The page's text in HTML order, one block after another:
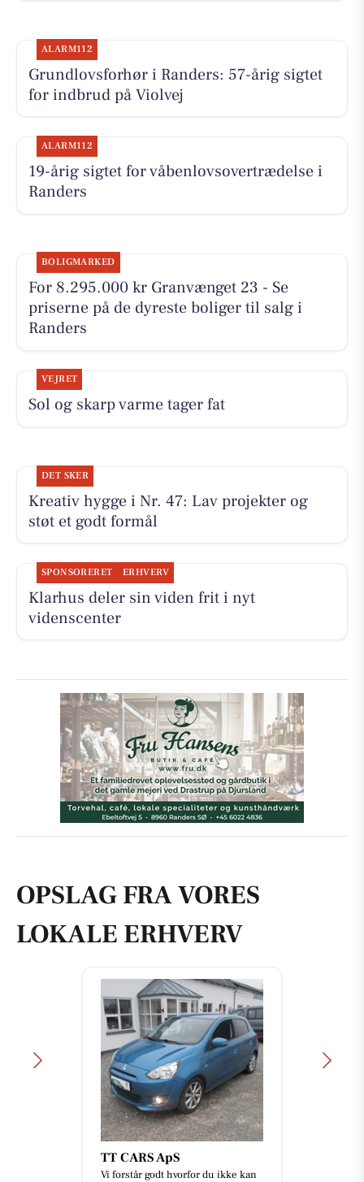
ALARM112
Grundlovsforhør i Randers: 57-årig sigtet
for indbrud på Violvej
ALARM112
19-årig sigtet for våbenlovsovertrædelse i
Randers
BOLIGMARKED
For 8.295.000 kr Granvænget 23 - Se
priserne på de dyreste boliger til salg i
Randers
VEJRET
Sol og skarp varme tager fat
DET SKER
Kreativ hygge i Nr. 47: Lav projekter og
støt et godt formål
SPONSORERET ERHVERV
Klarhus deler sin viden frit i nyt
videnscenter
OPSLAG FRA VORES
LOKALE ERHVERV
TT CARS ApS
Vi forstår godt hvorfor du ikke kan